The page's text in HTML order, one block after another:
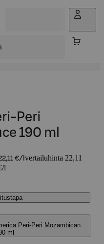
Peri
190 ml
€/l vertailuhinta 22,11
l
Peri-Peri Mozambican
ml